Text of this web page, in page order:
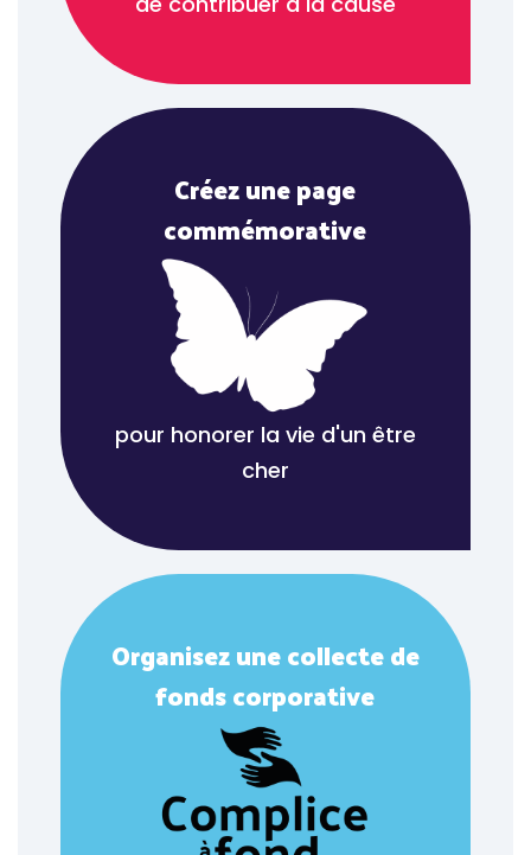
Créez une page
commémorative
pour honorer la vie d'un être
cher
Organisez une collecte de
fonds corporative